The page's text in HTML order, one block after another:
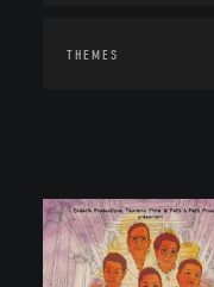
THEMES